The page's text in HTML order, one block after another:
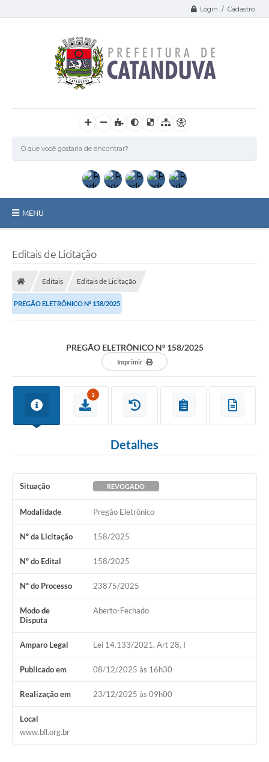
Login / Cadastro
MENU
Galeria de Fotos
Ouvidoria
Arquivos para Download
Carta de Serviços
Notícias
Obras
Galeria de Vídeos
Telefones Úteis
A Prefeitura
Enquete
SIC
Editais de Licitação
Editais Editais de Licitação
PREGÃO ELETRÔNICO Nº 158/2025
PREGÃO ELETRÔNICO Nº 158/2025
Imprimir
1
Detalhes
Situação REVOGADO
Modalidade Pregão Eletrônico
Nº da Licitação 158/2025
Nº do Edital 158/2025
Nº do Processo 23875/2025
Modo de
Disputa
Aberto-Fechado
Amparo Legal Lei 14.133/2021, Art 28, I
Publicado em 08/12/2025 às 16h30
Realização em 23/12/2025 às 09h00
Local
www.bll.org.br